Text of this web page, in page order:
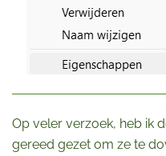
Op veler verzoek, heb ik
gereed gezet om ze te